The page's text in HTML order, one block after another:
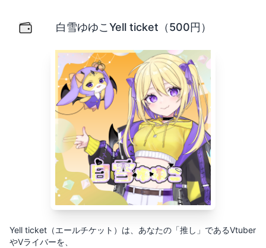
白雪ゆゆこYell ticket（500円）
Yell ticket（エールチケット）は、あなたの「推し」であるVtuber
やVライバーを、